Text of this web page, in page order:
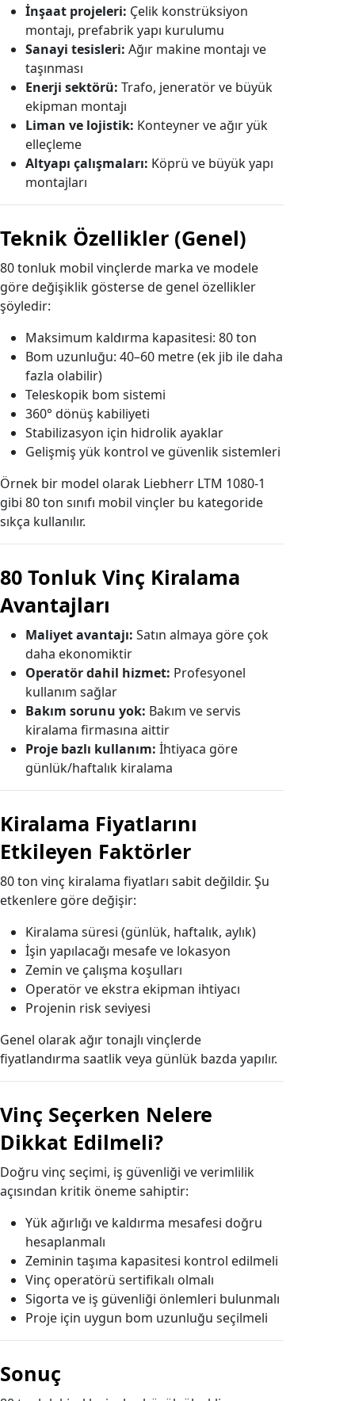
İnşaat projeleri: Çelik konstrüksiyon
montajı, prefabrik yapı kurulumu
Sanayi tesisleri: Ağır makine montajı ve
taşınması
Enerji sektörü: Trafo, jeneratör ve büyük
ekipman montajı
Liman ve lojistik: Konteyner ve ağır yük
elleçleme
Altyapı çalışmaları: Köprü ve büyük yapı
montajları
Teknik Özellikler (Genel)
80 tonluk mobil vinçlerde marka ve modele
göre değişiklik gösterse de genel özellikler
şöyledir:
Maksimum kaldırma kapasitesi: 80 ton
Bom uzunluğu: 40–60 metre (ek jib ile daha
fazla olabilir)
Teleskopik bom sistemi
360° dönüş kabiliyeti
Stabilizasyon için hidrolik ayaklar
Gelişmiş yük kontrol ve güvenlik sistemleri
Örnek bir model olarak Liebherr LTM 1080-1
gibi 80 ton sınıfı mobil vinçler bu kategoride
sıkça kullanılır.
80 Tonluk Vinç Kiralama
Avantajları
Maliyet avantajı: Satın almaya göre çok
daha ekonomiktir
Operatör dahil hizmet: Profesyonel
kullanım sağlar
Bakım sorunu yok: Bakım ve servis
kiralama firmasına aittir
Proje bazlı kullanım: İhtiyaca göre
günlük/haftalık kiralama
Kiralama Fiyatlarını
Etkileyen Faktörler
80 ton vinç kiralama fiyatları sabit değildir. Şu
etkenlere göre değişir:
Kiralama süresi (günlük, haftalık, aylık)
İşin yapılacağı mesafe ve lokasyon
Zemin ve çalışma koşulları
Operatör ve ekstra ekipman ihtiyacı
Projenin risk seviyesi
Genel olarak ağır tonajlı vinçlerde
fiyatlandırma saatlik veya günlük bazda yapılır.
Vinç Seçerken Nelere
Dikkat Edilmeli?
Doğru vinç seçimi, iş güvenliği ve verimlilik
açısından kritik öneme sahiptir:
Yük ağırlığı ve kaldırma mesafesi doğru
hesaplanmalı
Zeminin taşıma kapasitesi kontrol edilmeli
Vinç operatörü sertifikalı olmalı
Sigorta ve iş güvenliği önlemleri bulunmalı
Proje için uygun bom uzunluğu seçilmeli
Sonuç